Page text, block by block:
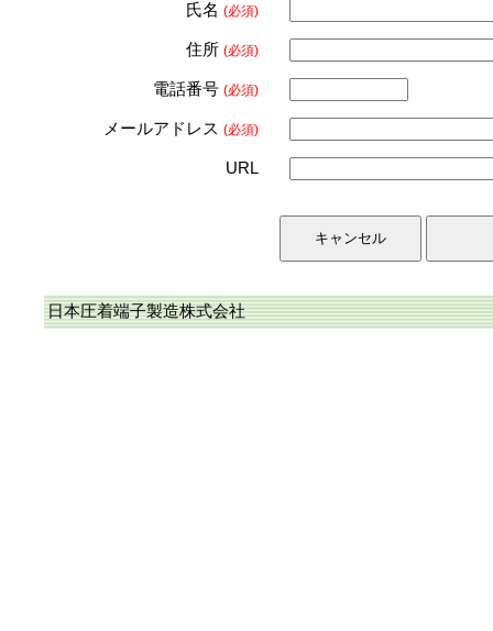
氏名 (必須)
住所 (必須)
電話番号 (必須)
メールアドレス (必須)
URL
日本圧着端子製造株式会社